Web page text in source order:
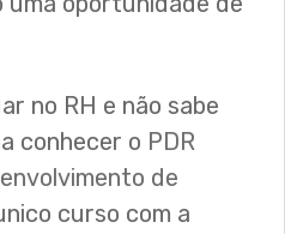
no RH e não sabe
conhecer o PDR
de
curso com a